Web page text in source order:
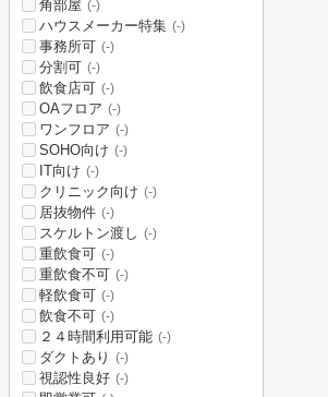
角部屋 (-)
ハウスメーカー特集 (-)
事務所可 (-)
分割可 (-)
飲食店可 (-)
OAフロア (-)
ワンフロア (-)
SOHO向け (-)
IT向け (-)
クリニック向け (-)
居抜物件 (-)
スケルトン渡し (-)
重飲食可 (-)
重飲食不可 (-)
軽飲食可 (-)
飲食不可 (-)
２４時間利用可能 (-)
ダクトあり (-)
視認性良好 (-)